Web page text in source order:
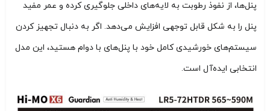
پنل‌ها، از نفوذ رطوبت به لایه‌های داخلی جلوگیری کرده و عمر مفید
پنل را به شکل قابل توجهی افزایش می‌دهد. اگر به دنبال تجهیز کردن
سیستم‌های خورشیدی کامل خود با پنل‌های با دوام هستید، این مدل
انتخابی ایده‌آل است.